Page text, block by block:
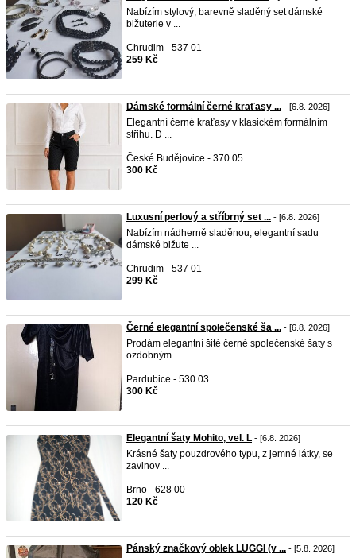
Nabízím stylový, barevně sladěný set dámské
bižuterie v ...
Chrudim - 537 01
259 Kč
Dámské formální černé kraťasy ... - [6.8. 2026]
Elegantní černé kraťasy v klasickém formálním
střihu. D ...
České Budějovice - 370 05
300 Kč
Luxusní perlový a stříbrný set ... - [6.8. 2026]
Nabízím nádherně sladěnou, elegantní sadu
dámské bižute ...
Chrudim - 537 01
299 Kč
Černé elegantní společenské ša ... - [6.8. 2026]
Prodám elegantní šité černé společenské šaty s
ozdobným ...
Pardubice - 530 03
300 Kč
Elegantní šaty Mohito, vel. L - [6.8. 2026]
Krásné šaty pouzdrového typu, z jemné látky, se
zavinov ...
Brno - 628 00
120 Kč
Pánský značkový oblek LUGGI (v ... - [5.8. 2026]